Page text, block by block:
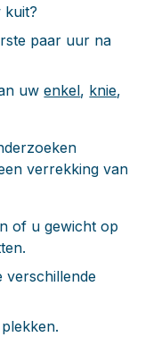
kuit?
paar uur na
uwenkel, knie,
verrekking van
of u gewicht op
verschillende